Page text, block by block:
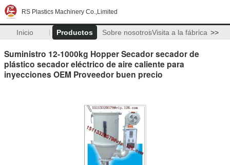
RS Plastics Machinery Co.,Limited
Inicio Productos Sobre nosotrosVisita a la fábrica >>
Suministro 12-1000kg Hopper Secador secador de
plástico secador eléctrico de aire caliente para
inyecciones OEM Proveedor buen precio